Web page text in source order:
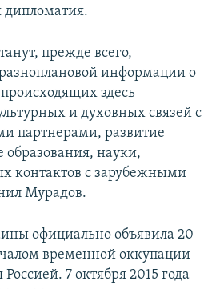
дипломатия.
прежде всего,
информации о
здесь
и духовных связей с
партнерами, развитие
науки,
контактов с зарубежными
Мурадов.
официально объявила 20
временной оккупации
7 октября 2015 года